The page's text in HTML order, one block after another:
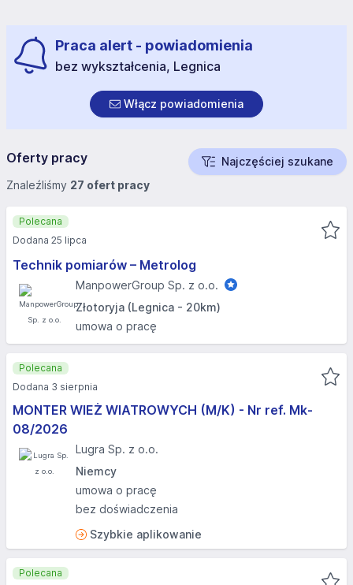
Praca alert - powiadomienia
bez wykształcenia, Legnica
Włącz powiadomienia
Oferty pracy
Najczęściej szukane
Znaleźliśmy 27 ofert pracy
Technik pomiarów – Metrolog
ManpowerGroup Sp. z o.o.
Złotoryja (Legnica - 20km)
umowa o pracę
Polecana
Dodana 25 lipca
MONTER WIEŻ WIATROWYCH (M/K) - Nr ref. Mk-
08/2026
Lugra Sp. z o.o.
Niemcy
umowa o pracę
bez doświadczenia
Szybkie aplikowanie
Polecana
Dodana 3 sierpnia
Polecana